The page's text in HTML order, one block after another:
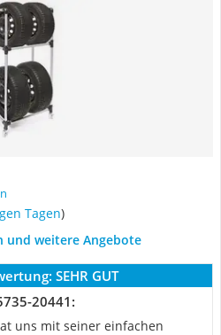
Tagen)
und weitere Angebote
SEHR GUT
20441:
uns mit seiner einfachen